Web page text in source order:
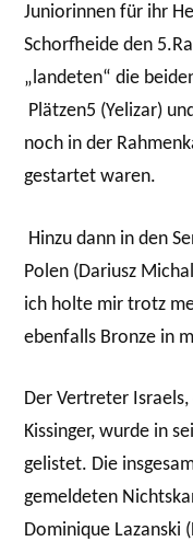
Juniorinnen für ihr
Schorfheide den
„landeten“ die
Plätzen5 (Yelizar)
noch in der
gestartet waren.
Hinzu dann in den
Polen (Dariusz
ich holte mir trotz
ebenfalls Bronze in
Der Vertreter
Kissinger, wurde in
gelistet. Die
gemeldeten
Dominique Lazanski